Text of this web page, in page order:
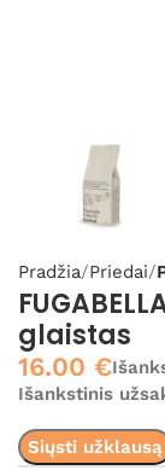
Pradžia Priedai
glaistas
16.00 €
Išankstinis
Siųsti užklausą